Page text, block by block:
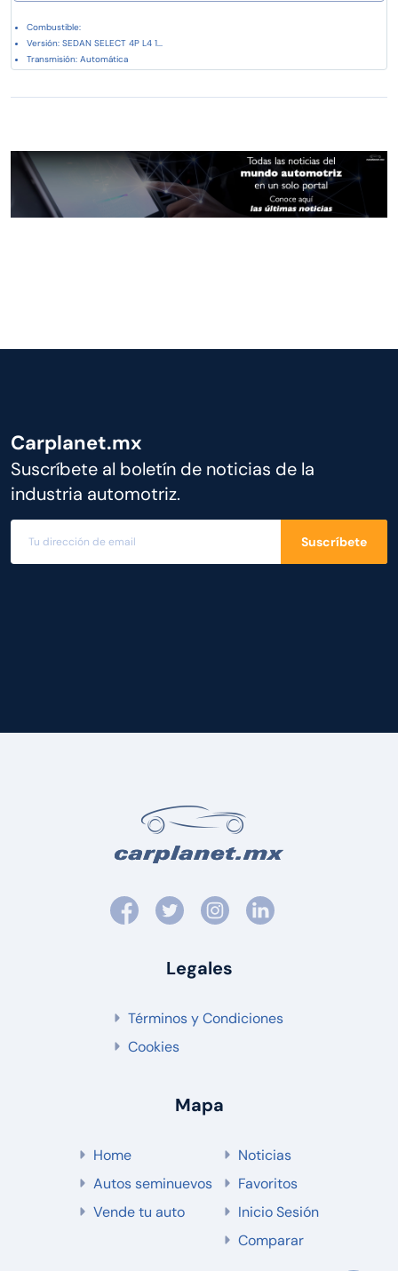
Combustible:
Versión: SEDAN SELECT 4P L4 1...
Transmisión: Automática
Carplanet.mx
Suscríbete al boletín de noticias de la
industria automotriz.
Suscríbete
Legales
Términos y Condiciones
Cookies
Mapa
Home
Autos seminuevos
Vende tu auto
Noticias
Favoritos
Inicio Sesión
Comparar